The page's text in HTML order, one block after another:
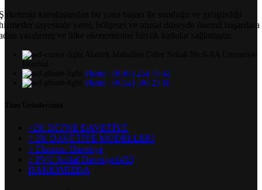
kuruluşundan bu yana başarı ile sunduğu ve geliştirdiği
sayesinde yerel, bölgesel ve ulusal düzeyde önemli başarılara
yazdırmış ve ülke ekonomisine büyük katkılar sağlamıştır.
Phone : (0507) 254 78 42
Phone : (0552) 500 23 11
>2K DEFNE DAVETİYE
> 2K DAVETİYE MODELLERİ
> Ekonom Davetiye
> PVC Şeffaf Davetiye1453
HAKKIMIZDA